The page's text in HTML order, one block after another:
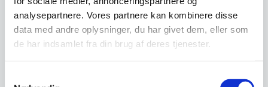
analysepartnere. Vores partnere kan kombinere disse
data med andre oplysninger, du har givet dem, eller som
de har indsamlet fra din brug af deres tjenester.
Relaterede varer